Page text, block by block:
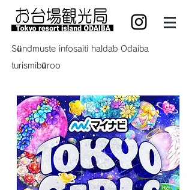
Sündmuste infosaiti haldab Odaiba
turismibüroo